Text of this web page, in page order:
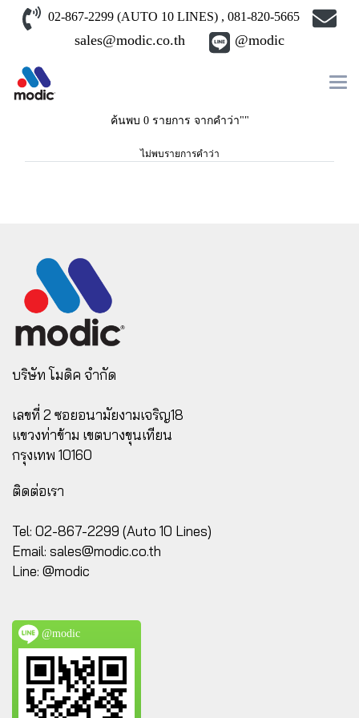
02-867-2299 (AUTO 10 LINES) , 081-820-5665
sales@modic.co.th @modic
ค้นพบ 0 รายการ จากคำว่า""
ไม่พบรายการคำว่า
บริษัท โมดิค จำกัด
เลขที่ 2 ซอยอนามัยงามเจริญ18
แขวงท่าข้าม เขตบางขุนเทียน
กรุงเทพ 10160
ติดต่อเรา
Tel: 02-867-2299 (Auto 10 Lines)
Email: sales@modic.co.th
Line: @modic
@modic